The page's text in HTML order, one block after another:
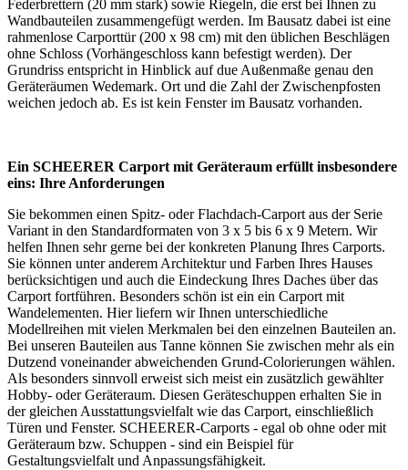
Federbrettern (20 mm stark) sowie Riegeln, die erst bei Ihnen zu
Wandbauteilen zusammengefügt werden. Im Bausatz dabei ist eine
rahmenlose Carporttür (200 x 98 cm) mit den üblichen Beschlägen
ohne Schloss (Vorhängeschloss kann befestigt werden). Der
Grundriss entspricht in Hinblick auf due Außenmaße genau den
Geräteräumen Wedemark. Ort und die Zahl der Zwischenpfosten
weichen jedoch ab. Es ist kein Fenster im Bausatz vorhanden.
Ein SCHEERER Carport mit Geräteraum erfüllt insbesondere
eins: Ihre Anforderungen
Sie bekommen einen Spitz- oder Flachdach-Carport aus der Serie
Variant in den Standardformaten von 3 x 5 bis 6 x 9 Metern. Wir
helfen Ihnen sehr gerne bei der konkreten Planung Ihres Carports.
Sie können unter anderem Architektur und Farben Ihres Hauses
berücksichtigen und auch die Eindeckung Ihres Daches über das
Carport fortführen. Besonders schön ist ein ein Carport mit
Wandelementen. Hier liefern wir Ihnen unterschiedliche
Modellreihen mit vielen Merkmalen bei den einzelnen Bauteilen an.
Bei unseren Bauteilen aus Tanne können Sie zwischen mehr als ein
Dutzend voneinander abweichenden Grund-Colorierungen wählen.
Als besonders sinnvoll erweist sich meist ein zusätzlich gewählter
Hobby- oder Geräteraum. Diesen Geräteschuppen erhalten Sie in
der gleichen Ausstattungsvielfalt wie das Carport, einschließlich
Türen und Fenster. SCHEERER-Carports - egal ob ohne oder mit
Geräteraum bzw. Schuppen - sind ein Beispiel für
Gestaltungsvielfalt und Anpassungsfähigkeit.